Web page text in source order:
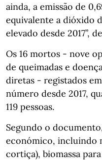
ainda, a emissão de
equivalente a dióxido
elevado desde 2017”,
Os 16 mortos - nove
de queimadas e
diretas - registados
número desde 2017,
119 pessoas.
Segundo o
económico, incluindo
cortiça), biomassa